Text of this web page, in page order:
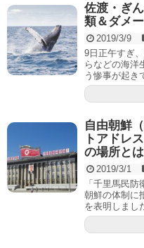
佐渡・ぎ
類＆ダメ
2019/3/9
9日正午すぎ
らなどの海洋
う惨事が起き
自由朝鮮
トアドレ
の場所とは
2019/3/1
「千里馬民
朝鮮の体制に
を表明しまし